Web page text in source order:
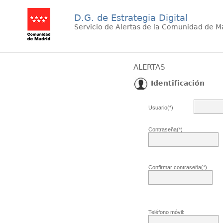
D.G. de Estrategia Digital
Servicio de Alertas de la Comunidad de
ALERTAS
Identificación
Usuario(*)
Contraseña(*)
Confirmar contraseña(*)
Teléfono móvil: